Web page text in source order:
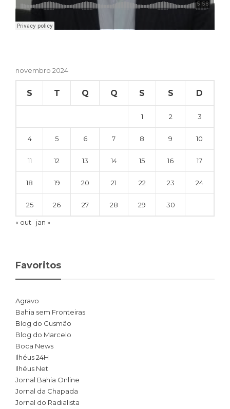
novembro 2024
S T Q Q S S D
1 2 3
4 5 6 7 8 9 10
11 12 13 14 15 16 17
18 19 20 21 22 23 24
25 26 27 28 29 30
« out jan »
Favoritos
Agravo
Bahia sem Fronteiras
Blog do Gusmão
Blog do Marcelo
Boca News
Ilhéus 24H
Ilhéus Net
Jornal Bahia Online
Jornal da Chapada
Jornal do Radialista